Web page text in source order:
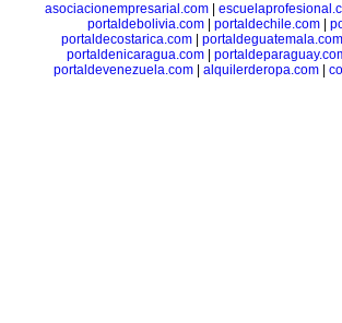
asociacionempresarial.com|
portaldebolivia.com| portaldechile.com|
portaldecostarica.com
portaldeguatemala.com
portaldenicaragua.com|
portaldevenezuela.com| alquilerderopa.com|